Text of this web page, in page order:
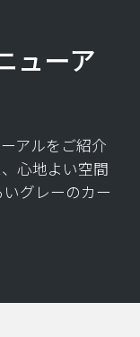
ューア
アルをご紹介
心地よい空間
グレーのカー